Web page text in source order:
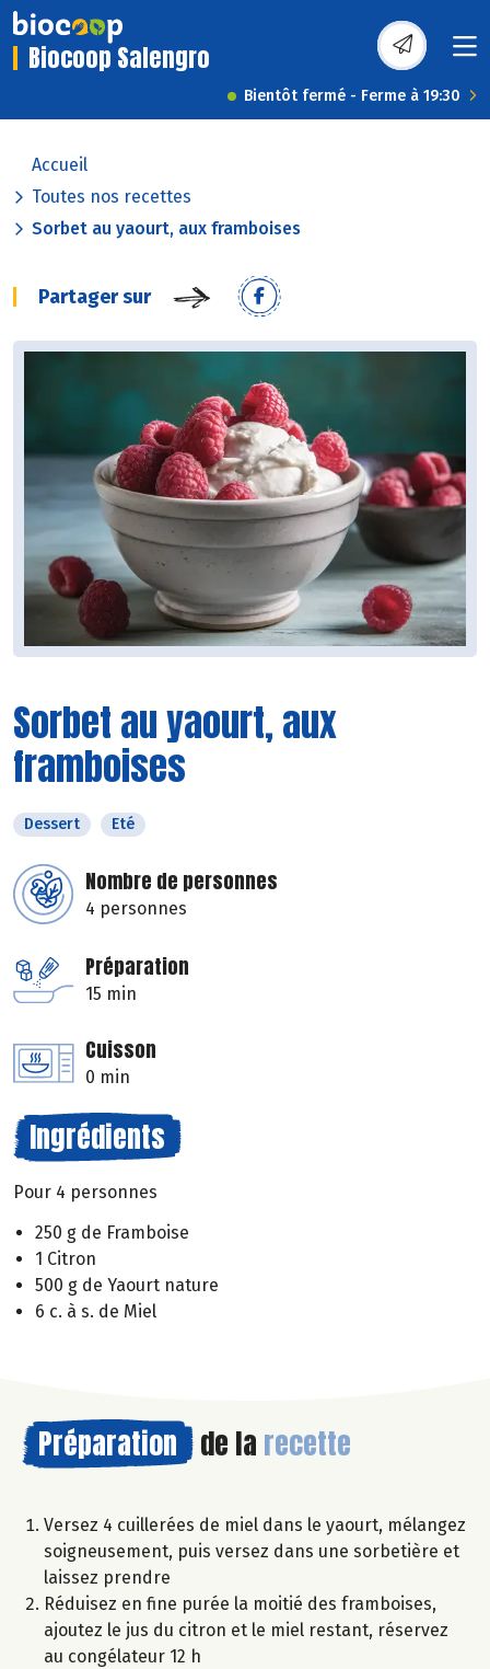
Biocoop Salengro
Bientôt fermé - Ferme à 19:30
Accueil
Toutes nos recettes
Sorbet au yaourt, aux framboises
Partager sur
Sorbet au yaourt, aux
framboises
Dessert Eté
Nombre de personnes
4 personnes
Préparation
15 min
Cuisson
0 min
Ingrédients
Pour 4 personnes
250 g de Framboise
1 Citron
500 g de Yaourt nature
6 c. à s. de Miel
Préparation de la recette
Versez 4 cuillerées de miel dans le yaourt, mélangez
soigneusement, puis versez dans une sorbetière et
laissez prendre
Réduisez en fine purée la moitié des framboises,
ajoutez le jus du citron et le miel restant, réservez
au congélateur 12 h